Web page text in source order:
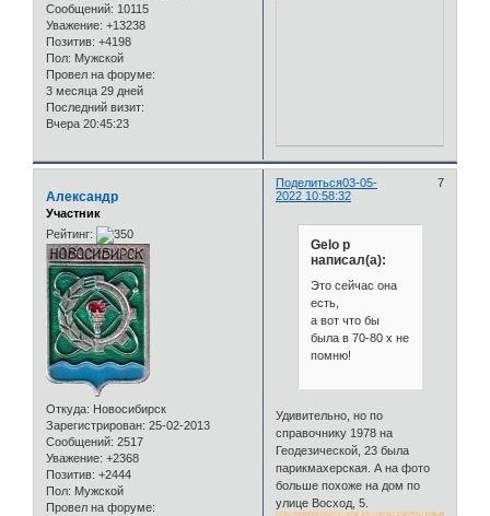
Сообщений: 10115
Уважение: +13238
Позитив: +4198
Пол: Мужской
Провел на форуме:
3 месяца 29 дней
Последний визит:
Вчера 20:45:23
Поделиться 7
03-05-
2022 10:58:32
Александр
Участник
Рейтинг:
Откуда: Новосибирск
Зарегистрирован: 25-02-2013
Сообщений: 2517
Уважение: +2368
Позитив: +2444
Пол: Мужской
Провел на форуме:
Gelo p
написал(а):
Это сейчас она
есть,
а вот что бы
была в 70-80 х не
помню!
Удивительно, но по
справочнику 1978 на
Геодезической, 23 была
парикмахерская. А на фото
больше похоже на дом по
улице Восход, 5.